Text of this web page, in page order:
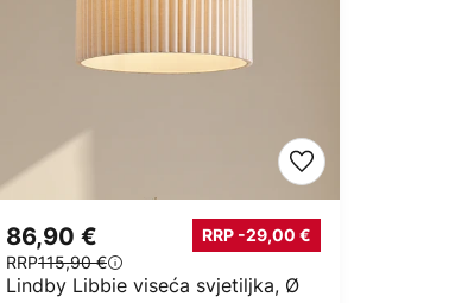
86,90 €
RRP115,90 €
RRP -29,00 €
Lindby Libbie viseća svjetiljka, Ø